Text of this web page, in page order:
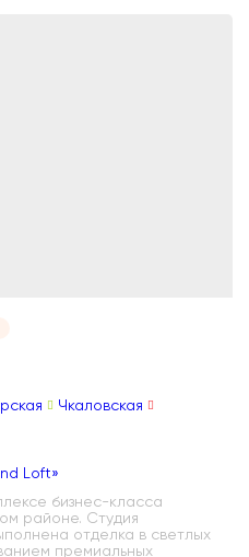
Чкаловская
Loft»
бизнес-класса
районе. Студия
отделка в светлых
премиальных